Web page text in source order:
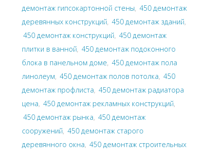
демонтаж гипсокартонной стены, 450 демонтаж
деревянных конструкций, 450 демонтаж зданий,
450 демонтаж конструкций, 450 демонтаж
плитки в ванной, 450 демонтаж подоконного
блока в панельном доме, 450 демонтаж пола
линолеум, 450 демонтаж полов потолка, 450
демонтаж профлиста, 450 демонтаж радиатора
цена, 450 демонтаж рекламных конструкций,
450 демонтаж рынка, 450 демонтаж
сооружений, 450 демонтаж старого
деревянного окна, 450 демонтаж строительных